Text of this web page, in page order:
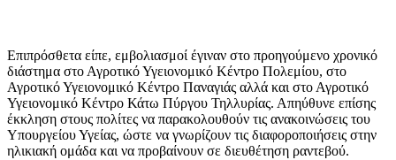
Επιπρόσθετα είπε, εμβολιασμοί έγιναν στο προηγούμενο χρονικό
διάστημα στο Αγροτικό Υγειονομικό Κέντρο Πολεμίου, στο
Αγροτικό Υγειονομικό Κέντρο Παναγιάς αλλά και στο Αγροτικό
Υγειονομικό Κέντρο Κάτω Πύργου Τηλλυρίας. Απηύθυνε επίσης
έκκληση στους πολίτες να παρακολουθούν τις ανακοινώσεις του
Υπουργείου Υγείας, ώστε να γνωρίζουν τις διαφοροποιήσεις στην
ηλικιακή ομάδα και να προβαίνουν σε διευθέτηση ραντεβού.